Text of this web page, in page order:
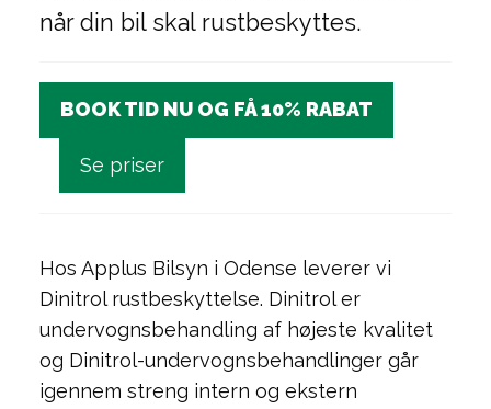
når din bil skal rustbeskyttes.
BOOK TID NU OG FÅ 10% RABAT
Se priser
Hos Applus Bilsyn i Odense leverer vi
Dinitrol rustbeskyttelse. Dinitrol er
undervognsbehandling af højeste kvalitet
og Dinitrol-undervognsbehandlinger går
igennem streng intern og ekstern